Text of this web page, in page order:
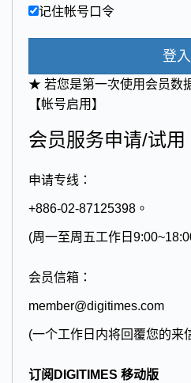
记住帐号口令
登入
★ 若您是第一次使用会员数
【帐号启用】
会员服务申请/试用
申请专线：
+886-02-87125398。
(周一至周五工作日
会员信箱：
member@digitimes.com
(一个工作日内将回覆您的来
订阅DIGITIMES 移动版